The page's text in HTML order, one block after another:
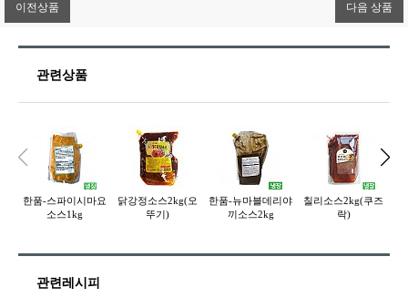
이전상품 다음 상품
관련상품
한품-스파이시마요
소스1kg
닭강정소스2kg(오
뚜기)
한품-뉴마블데리야
끼소스2kg
칠리소스2kg(쿠즈
락)
관련레시피